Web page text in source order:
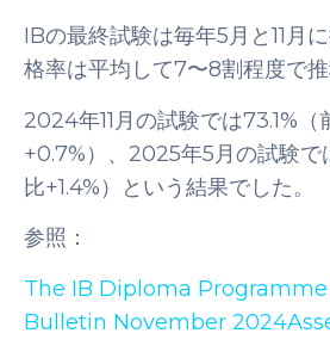
IBの最終試験は毎年5月と11月
格率は平均して7〜8割程度で推
2024年11月の試験では73.1%（
+0.7%）、2025年5月の試験で
比+1.4%）という結果でした。
参照：
The IB Diploma
Bulletin November